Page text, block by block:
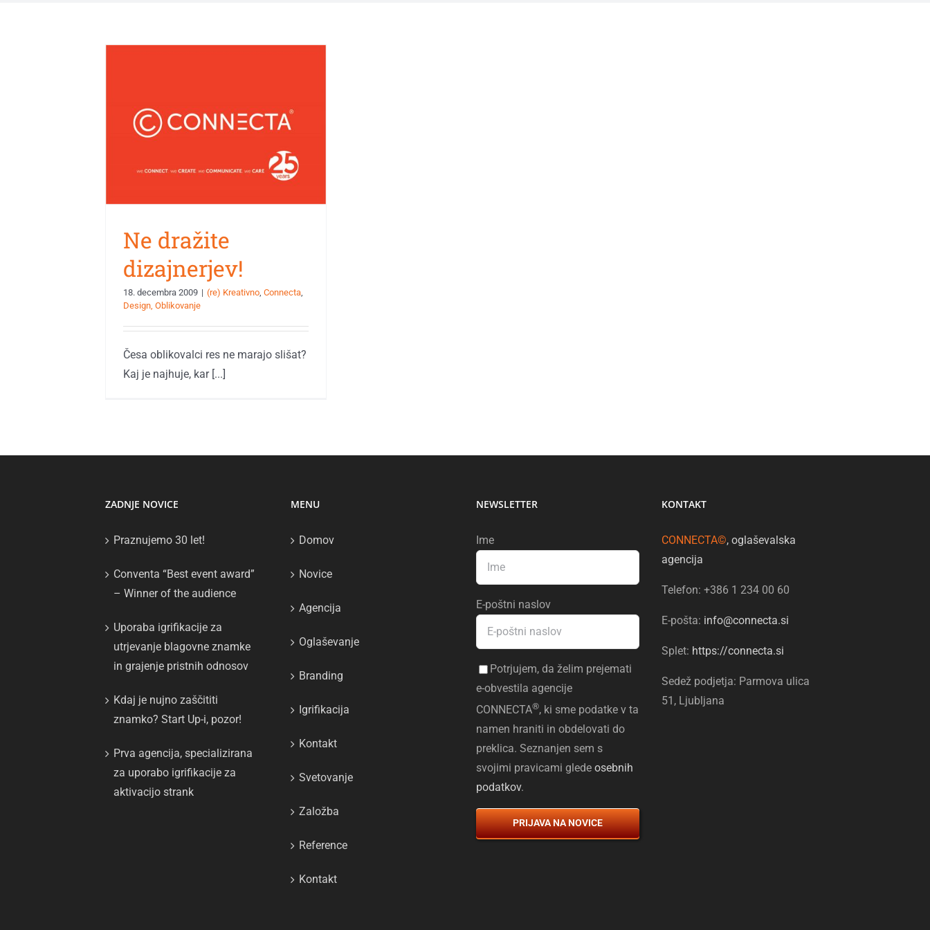
Ne dražite
dizajnerjev!
18. decembra 2009 | (re) Kreativno Connecta
Design, Oblikovanje
Česa oblikovalci res ne marajo slišat?
Kaj je najhuje, kar [...]
ZADNJE NOVICE
Praznujemo 30 let!
Conventa “Best event award”
– Winner of the audience
Uporaba igrifikacije za
utrjevanje blagovne znamke
in grajenje pristnih odnosov
Kdaj je nujno zaščititi
znamko? Start Up-i, pozor!
Prva agencija, specializirana
za uporabo igrifikacije za
aktivacijo strank
MENU
Domov
Novice
Agencija
Oglaševanje
Branding
Igrifikacija
Kontakt
Svetovanje
Založba
Reference
Kontakt
NEWSLETTER
Ime
E-poštni naslov
Potrjujem, da želim prejemati
e-obvestila agencije
CONNECTA®, ki sme podatke v ta
namen hraniti in obdelovati do
preklica. Seznanjen sem s
svojimi pravicami glede osebnih
podatkov.
PRIJAVA NA NOVICE
KONTAKT
CONNECTA©, oglaševalska
agencija
Telefon: +386 1 234 00 60
E-pošta: info@connecta.si
Splet: https://connecta.si
Sedež podjetja: Parmova ulica
51, Ljubljana